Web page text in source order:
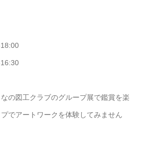
の図工クラブのグループ展で鑑賞を楽
でアートワークを体験してみません